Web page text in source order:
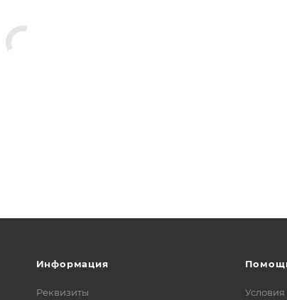
Информация
Реквизиты Условия